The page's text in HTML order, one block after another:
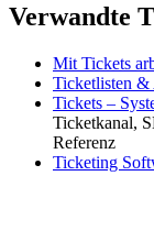
Verwandte
Mit Tickets
Ticketlisten &
Tickets –
Ticketkanal,
Referenz
Ticketing